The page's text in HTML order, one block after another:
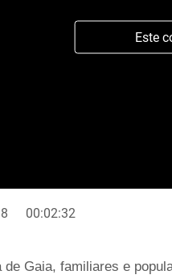
Este
00:02:32
de Gaia, familiares e